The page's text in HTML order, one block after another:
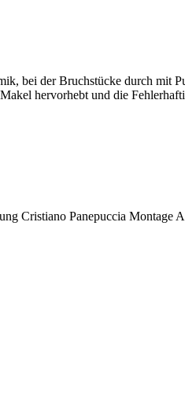
bei der Bruchstücke durch
hervorhebt und die
Cristiano Panepuccia Montage